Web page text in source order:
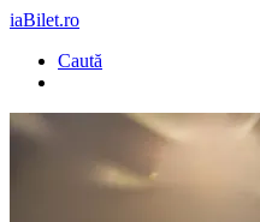
iaBilet.ro
Caută